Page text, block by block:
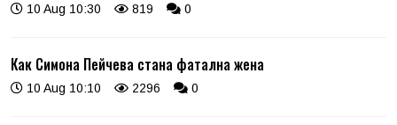
10 Aug 10:30 819 0
Как Симона Пейчева стана фатална жена
10 Aug 10:10 2296 0